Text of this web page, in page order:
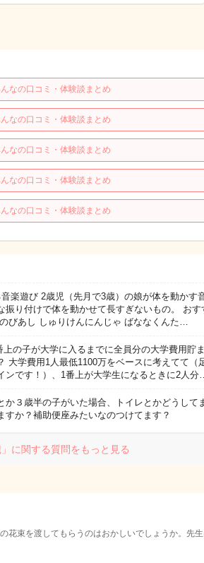
なの口コミ・体験談まとめ
なの口コミ・体験談まとめ
なの口コミ・体験談まとめ
なの口コミ・体験談まとめ
なの口コミ・体験談まとめ
楽遊び 2歳児（先月で3歳）の娘が体を動かす
振り付けで体を動かせて長すぎないもの。 おす
びあし しゅりけんにんじゃ ばななくんた…
の子が大学に入るまでに全員分の大学費用貯
大学費用1人最低1100万をベースに考えてて（
ンです！）、1番上が大学生になるときに2人分
か３歳半の子がいた場合、トイレとかどうして
すか？補助便座みたいなのつけてます？
」に関する質問をもっと見る
花束を渡してもらうのはおかしいでしょうか。先